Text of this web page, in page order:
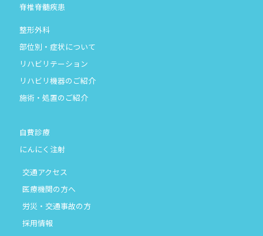
脊椎脊髄疾患
整形外科
部位別・症状について
リハビリテーション
リハビリ機器のご紹介
施術・処置のご紹介
自費診療
にんにく注射
交通アクセス
医療機関の方へ
労災・交通事故の方
採用情報